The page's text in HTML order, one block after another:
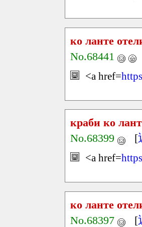
ко ланте
No.68441
<a href=
краби ко
No.68399
[
<a href=
ко ланте
No.68397
[